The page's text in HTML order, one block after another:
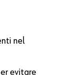
nel
evitare